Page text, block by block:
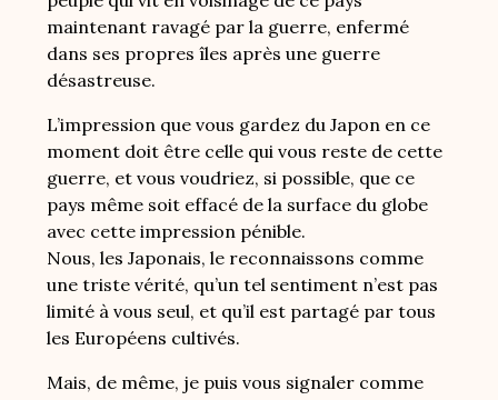
maintenant ravagé par la guerre, enfermé
dans ses propres îles après une guerre
désastreuse.
L’impression que vous gardez du Japon en ce
moment doit être celle qui vous reste de cette
guerre, et vous voudriez, si possible, que ce
pays même soit effacé de la surface du globe
avec cette impression pénible.
Nous, les Japonais, le reconnaissons comme
une triste vérité, qu’un tel sentiment n’est pas
limité à vous seul, et qu’il est partagé par tous
les Européens cultivés.
Mais, de même, je puis vous signaler comme